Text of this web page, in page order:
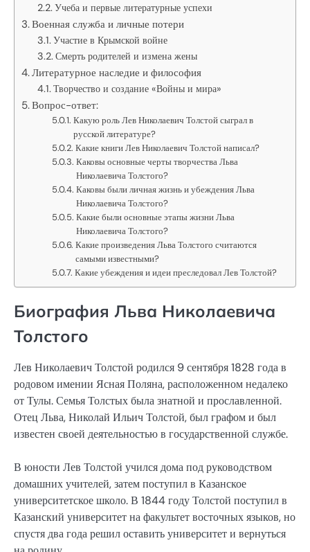
Учеба и первые литературные успехи
Военная служба и личные потери
Участие в Крымской войне
Смерть родителей и измена жены
Литературное наследие и философия
Творчество и создание «Войны и мира»
Вопрос-ответ:
Какую роль Лев Николаевич Толстой сыграл в
русской литературе?
Какие книги Лев Николаевич Толстой написал?
Каковы основные черты творчества Льва
Николаевича Толстого?
Каковы были личная жизнь и убеждения Льва
Николаевича Толстого?
Какие были основные этапы жизни Льва
Николаевича Толстого?
Какие произведения Льва Толстого считаются
самыми известными?
Какие убеждения и идеи преследовал Лев Толстой?
Биография Льва Николаевича
Толстого
Лев Николаевич Толстой родился 9 сентября 1828 года в
родовом имении Ясная Поляна, расположенном недалеко
от Тулы. Семья Толстых была знатной и прославленной.
Отец Льва, Николай Ильич Толстой, был графом и был
известен своей деятельностью в государственной службе.
В юности Лев Толстой учился дома под руководством
домашних учителей, затем поступил в Казанское
университетское школо. В 1844 году Толстой поступил в
Казанский университет на факультет восточных языков, но
спустя два года решил оставить университет и вернуться